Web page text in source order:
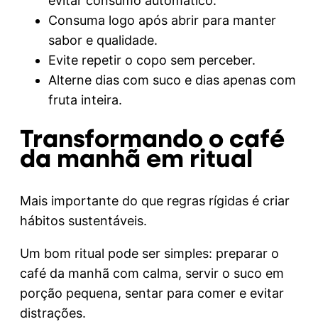
Consuma logo após abrir para manter
sabor e qualidade.
Evite repetir o copo sem perceber.
Alterne dias com suco e dias apenas com
fruta inteira.
Transformando o café
da manhã em ritual
Mais importante do que regras rígidas é criar
hábitos sustentáveis.
Um bom ritual pode ser simples: preparar o
café da manhã com calma, servir o suco em
porção pequena, sentar para comer e evitar
distrações.